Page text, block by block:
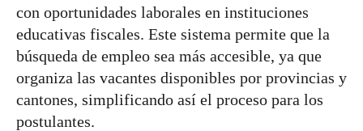
con oportunidades laborales en instituciones
educativas fiscales. Este sistema permite que la
búsqueda de empleo sea más accesible, ya que
organiza las vacantes disponibles por provincias y
cantones, simplificando así el proceso para los
postulantes.